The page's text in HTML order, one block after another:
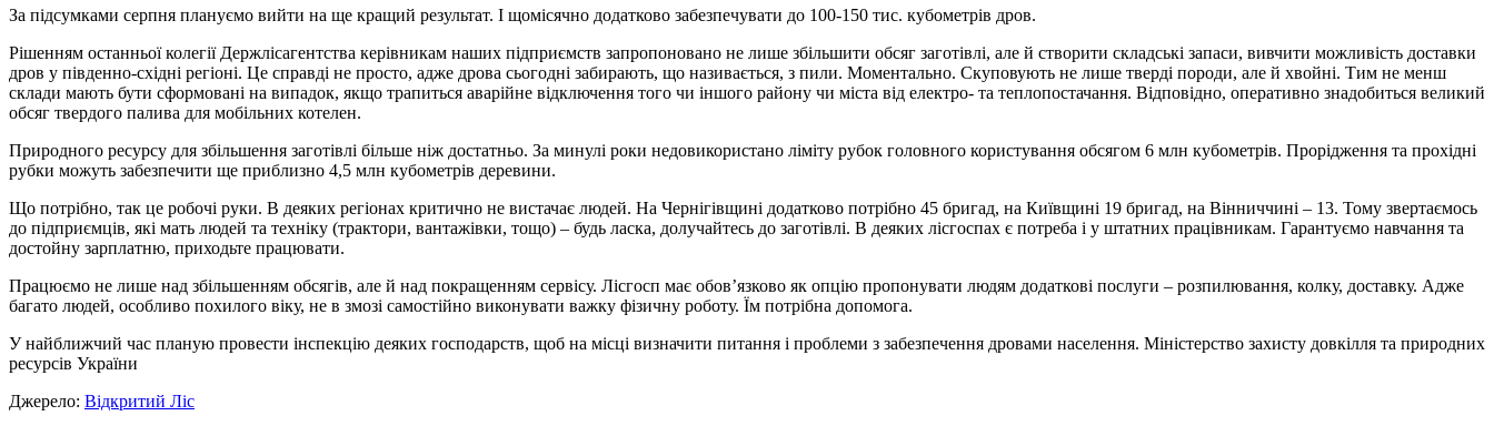
За підсумками серпня плануємо вийти на ще кращий результат. І щомісячно додатково забезпечувати до 100-150 тис. кубометрів дров.
Рішенням останньої колегії Держлісагентства керівникам наших підприємств запропоновано не лише збільшити обсяг заготівлі, але й створити складські запаси, вивчити можливість доставки
дров у південно-східні регіоні. Це справді не просто, адже дрова сьогодні забирають, що називається, з пили. Моментально. Скуповують не лише тверді породи, але й хвойні. Тим не менш
склади мають бути сформовані на випадок, якщо трапиться аварійне відключення того чи іншого району чи міста від електро- та теплопостачання. Відповідно, оперативно знадобиться великий
обсяг твердого палива для мобільних котелен.
Природного ресурсу для збільшення заготівлі більше ніж достатньо. За минулі роки недовикористано ліміту рубок головного користування обсягом 6 млн кубометрів. Прорідження та прохідні
рубки можуть забезпечити ще приблизно 4,5 млн кубометрів деревини.
Що потрібно, так це робочі руки. В деяких регіонах критично не вистачає людей. На Чернігівщині додатково потрібно 45 бригад, на Київщині 19 бригад, на Вінниччині – 13. Тому звертаємось
до підприємців, які мать людей та техніку (трактори, вантажівки, тощо) – будь ласка, долучайтесь до заготівлі. В деяких лісгоспах є потреба і у штатних працівникам. Гарантуємо навчання та
достойну зарплатню, приходьте працювати.
Працюємо не лише над збільшенням обсягів, але й над покращенням сервісу. Лісгосп має обов’язково як опцію пропонувати людям додаткові послуги – розпилювання, колку, доставку. Адже
багато людей, особливо похилого віку, не в змозі самостійно виконувати важку фізичну роботу. Їм потрібна допомога.
У найближчий час планую провести інспекцію деяких господарств, щоб на місці визначити питання і проблеми з забезпечення дровами населення. Міністерство захисту довкілля та природних
ресурсів України
Джерело: Відкритий Ліс